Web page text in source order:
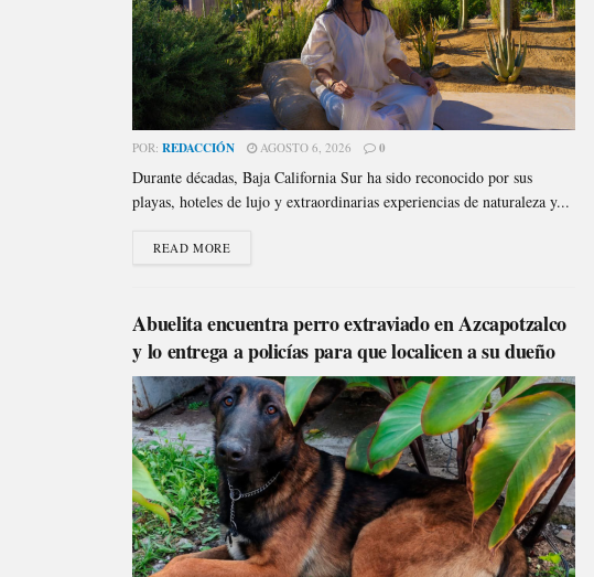
POR: REDACCIÓN AGOSTO 6, 2026 0
Durante décadas, Baja California Sur ha sido reconocido por sus
playas, hoteles de lujo y extraordinarias experiencias de naturaleza y...
READ MORE
Abuelita encuentra perro extraviado en Azcapotzalco
y lo entrega a policías para que localicen a su dueño